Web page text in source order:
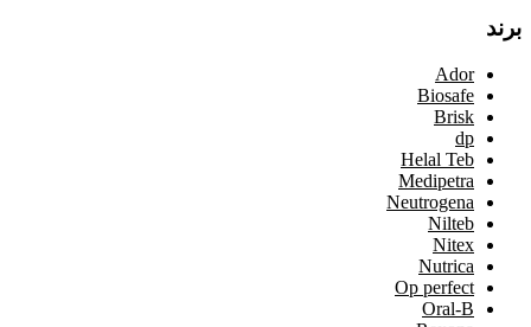
برند
Ador
Biosafe
Brisk
dp
Helal Teb
Medipetra
Neutrogena
Nilteb
Nitex
Nutrica
Op perfect
Oral-B